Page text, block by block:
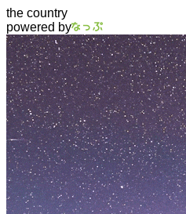
the country
powered by